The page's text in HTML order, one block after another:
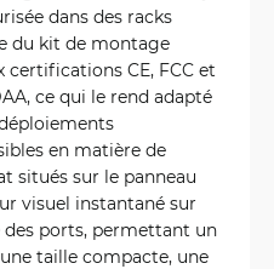
dans des racks
du kit de montage
CE, FCC et
ce qui le rend adapté
en matière de
situés sur le panneau
visuel instantané sur
ports, permettant un
taille compacte, une